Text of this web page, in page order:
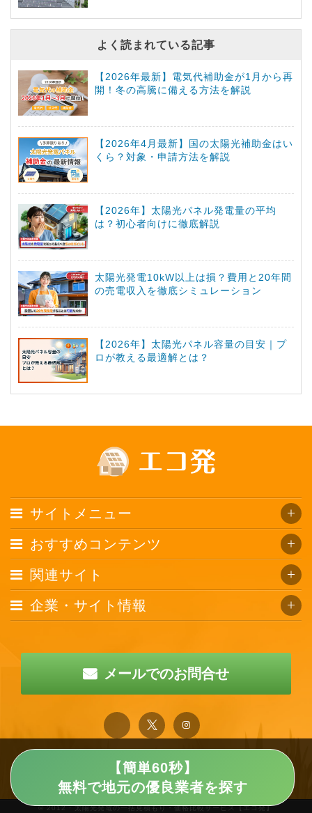
よく読まれている記事
【2026年最新】電気代補助金が1月から再
開！冬の高騰に備える方法を解説
【2026年4月最新】国の太陽光補助金はい
くら？対象・申請方法を解説
【2026年】太陽光パネル発電量の平均
は？初心者向けに徹底解説
太陽光発電10kW以上は損？費用と20年間
の売電収入を徹底シミュレーション
【2026年】太陽光パネル容量の目安｜プ
ロが教える最適解とは？
【簡単60秒】
無料で地元の優良業者を探す
サイトメニュー
おすすめコンテンツ
関連サイト
企業・サイト情報
メールでのお問合せ
© 2012 · 太陽光発電の一括見積もり・価格比較サービス【エコ発】